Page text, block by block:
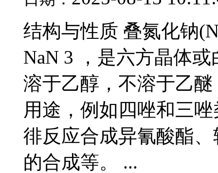
结构与性质 叠氮化钠
NaN 3 ，是六方晶体
溶于乙醇，不溶于乙
用途，例如四唑和三
徘反应合成异氰酸酯
的合成等。 ...